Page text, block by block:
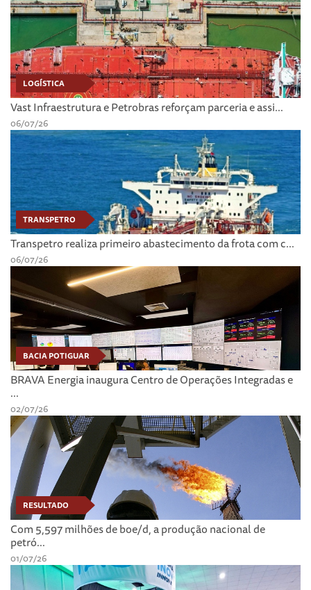
LOGÍSTICA
Vast Infraestrutura e Petrobras reforçam parceria e assi...
06/07/26
TRANSPETRO
Transpetro realiza primeiro abastecimento da frota com c...
06/07/26
BACIA POTIGUAR
BRAVA Energia inaugura Centro de Operações Integradas e
...
02/07/26
RESULTADO
Com 5,597 milhões de boe/d, a produção nacional de
petró...
01/07/26